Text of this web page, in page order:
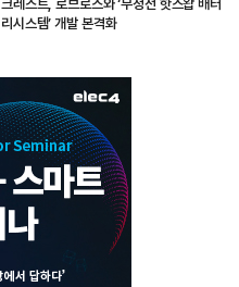
크레스트, 로브로스와 ‘무정전 핫스왑 배터
리시스템’ 개발 본격화